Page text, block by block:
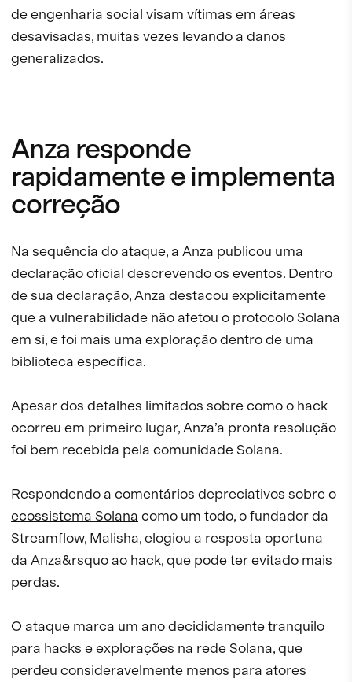
de engenharia social visam vítimas em áreas
desavisadas, muitas vezes levando a danos
generalizados.
Anza responde
rapidamente e implementa
correção
Na sequência do ataque, a Anza publicou uma
declaração oficial descrevendo os eventos. Dentro
de sua declaração, Anza destacou explicitamente
que a vulnerabilidade não afetou o protocolo Solana
em si, e foi mais uma exploração dentro de uma
biblioteca específica.
Apesar dos detalhes limitados sobre como o hack
ocorreu em primeiro lugar, Anza’a pronta resolução
foi bem recebida pela comunidade Solana.
Respondendo a comentários depreciativos sobre o
ecossistema Solana como um todo, o fundador da
Streamflow, Malisha, elogiou a resposta oportuna
da Anza&rsquo ao hack, que pode ter evitado mais
perdas.
O ataque marca um ano decididamente tranquilo
para hacks e explorações na rede Solana, que
perdeu consideravelmente menos para atores